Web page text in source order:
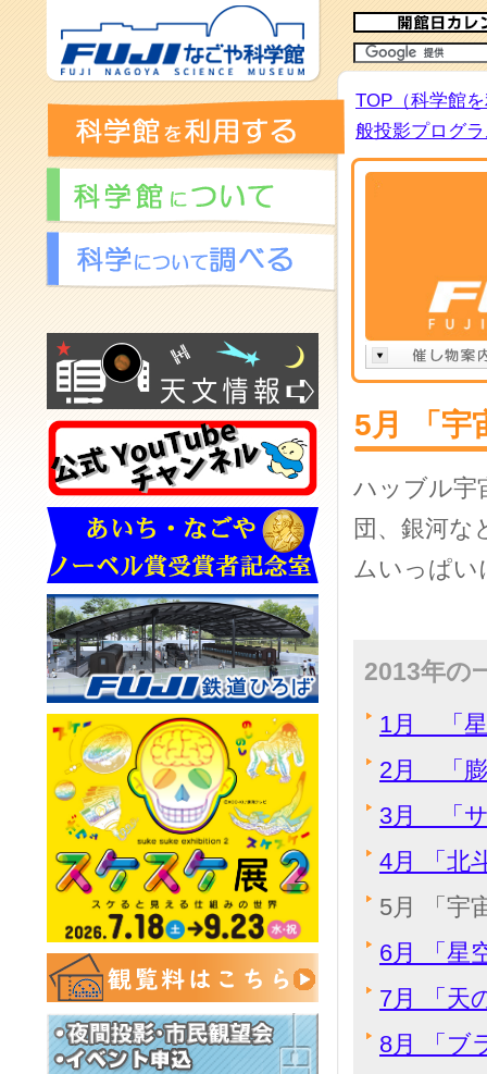
TOP（科学館
般投影プログ
5月 「宇
ハッブル宇
団、銀河な
ムいっぱ
2013年の
1月 「星
2月 「膨
3月 「
4月 「北
5月 「宇
6月 「星
7月 「天
8月 「ブ